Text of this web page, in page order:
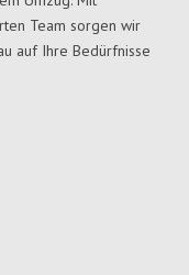
Team sorgen wir
auf Ihre Bedürfnisse